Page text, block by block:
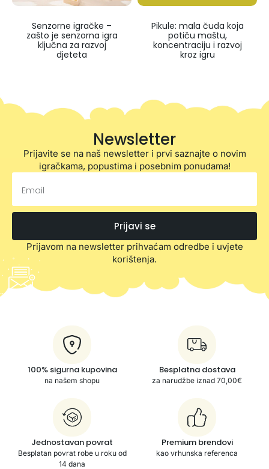
Senzorne igračke –
zašto je senzorna igra
ključna za razvoj
djeteta
Pikule: mala čuda koja
potiču maštu,
koncentraciju i razvoj
kroz igru
Newsletter
Prijavite se na naš newsletter i prvi saznajte o novim
igračkama, popustima i posebnim ponudama!
Prijavi se
Prijavom na newsletter prihvaćam odredbe i uvjete
korištenja.
100% sigurna kupovina
na našem shopu
Besplatna dostava
za narudžbe iznad 70,00€
Jednostavan povrat
Besplatan povrat robe u roku od
14 dana
Premium brendovi
kao vrhunska referenca